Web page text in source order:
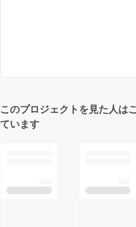
このプロジェクトを見た人は
ています